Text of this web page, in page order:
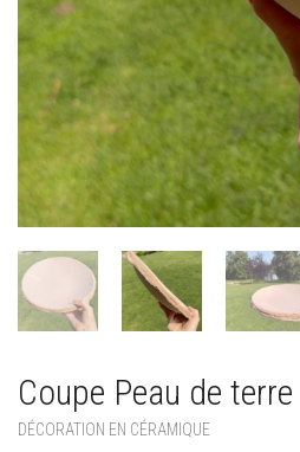
Coupe Peau de
DÉCORATION EN CÉRAMIQUE